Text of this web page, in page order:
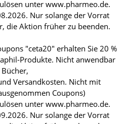
unter www.pharmeo.de.
Nur solange der Vorrat
die Aktion früher zu beenden.
"ceta20" erhalten Sie 20 %
Produkte. Nicht anwendbar
Versandkosten. Nicht mit
Coupons)
unter www.pharmeo.de.
Nur solange der Vorrat